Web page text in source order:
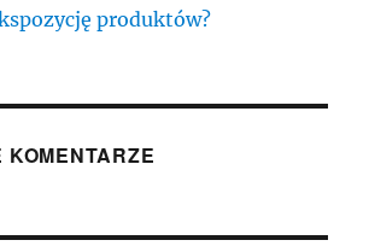
produktów?
KOMENTARZE